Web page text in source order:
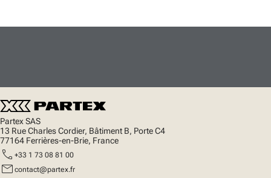
Partex SAS
13 Rue Charles Cordier, Bâtiment B, Porte C4
77164 Ferrières-en-Brie, France
call +33 1 73 08 81 00
mail contact@partex.fr